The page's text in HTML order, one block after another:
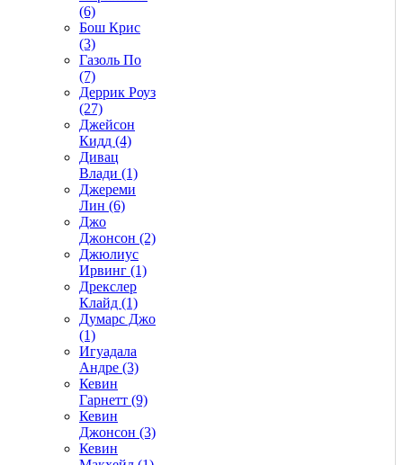
(6)
Бош Крис
(3)
Газоль По
(7)
Деррик Роуз
(27)
Джейсон
Кидд (4)
Дивац
Влади (1)
Джереми
Лин (6)
Джо
Джонсон (2)
Джюлиус
Ирвинг (1)
Дрекслер
Клайд (1)
Думарс Джо
(1)
Игуадала
Андре (3)
Кевин
Гарнетт (9)
Кевин
Джонсон (3)
Кевин